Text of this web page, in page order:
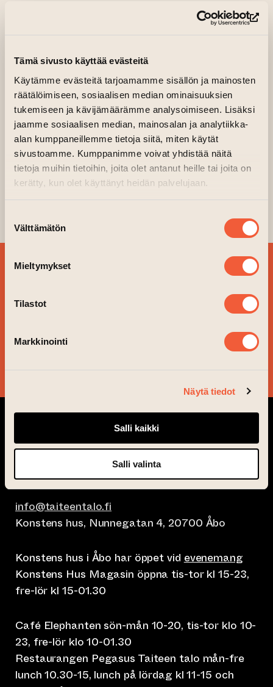
Tämä sivusto käyttää evästeitä
Käytämme evästeitä tarjoamamme sisällön ja mainosten
räätälöimiseen, sosiaalisen median ominaisuuksien
tukemiseen ja kävijämäärämme analysoimiseen. Lisäksi
jaamme sosiaalisen median, mainosalan ja analytiikka-
alan kumppaneillemme tietoja siitä, miten käytät
sivustoamme. Kumppanimme voivat yhdistää näitä
tietoja muihin tietoihin, joita olet antanut heille tai joita on
kerätty, kun olet käyttänyt heidän palvelujaan.
valinta
Välttämätön
Mieltymykset
Tilastot
Markkinointi
Näytä tiedot
Salli kaikki
Salli valinta
Alla evenemang
JORDAN BOBIN OCH
SAMULI
METSÄRANTA
GEMENSAMMA
KONSTVERK, 2023
BESTÄLL VÅRT
FÖLJ VAD SOM ÄR PÅ
info@taiteentalo.fi
Konstens hus, Nunnegatan 4, 20700 Åbo
Konstens hus i Åbo har öppet vid evenemang
Konstens Hus Magasin öppna tis-tor kl 15-23,
fre-lör kl 15-01.30
Café Elephanten sön-mån 10-20, tis-tor klo 10-
23, fre-lör klo 10-01.30
Restaurangen Pegasus Taiteen talo mån-fre
lunch 10.30-15, lunch på lördag kl 11-15 och